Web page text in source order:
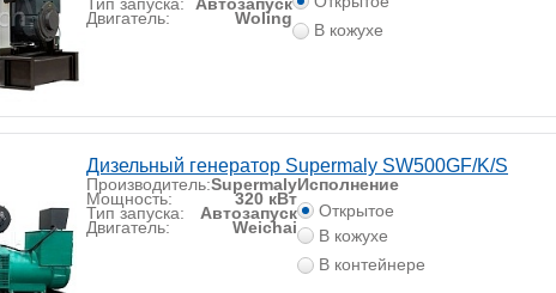
Двигатель: Woling
В кожухе
Дизельный генератор Supermaly SW500GF/K/S
Производитель:Supermaly
Мощность: 320 кВт
Тип запуска: Автозапуск
Двигатель: Weichai
Исполнение
Открытое
В кожухе
В контейнере